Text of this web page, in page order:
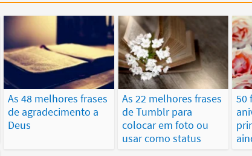
As 48 melhores frases
de agradecimento a
Deus
As 22 melhores frases
de Tumblr para
colocar em foto ou
usar como status
50